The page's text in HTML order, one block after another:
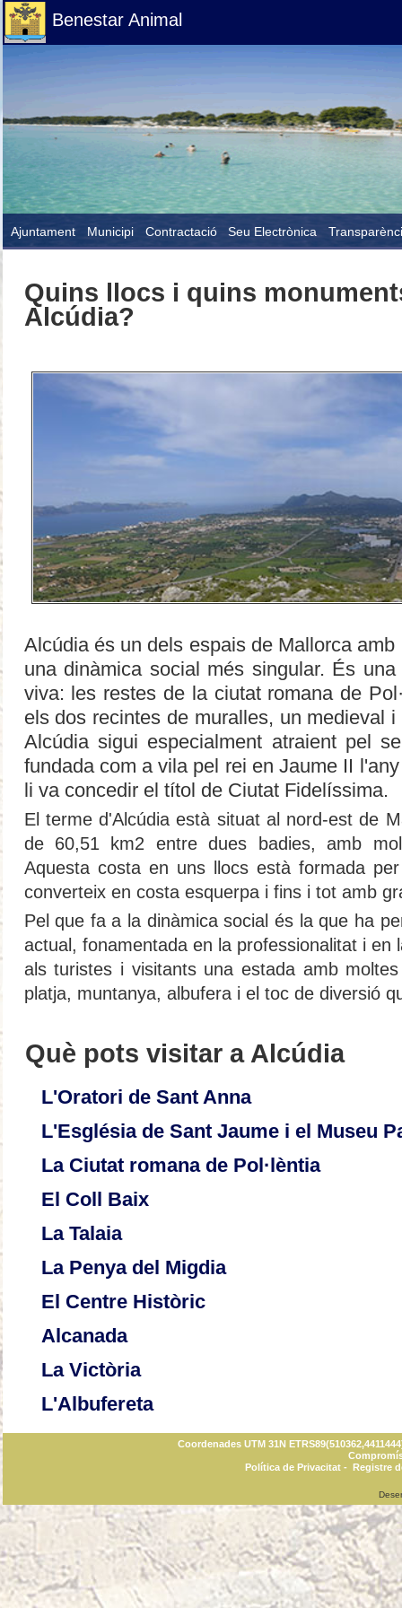
Benestar Animal
Ajuntament Municipi Contractació Seu Electrònica
Quins llocs i quins
Alcúdia?
Alcúdia és un dels espais de Mallorca
una dinàmica social més singular. És
viva: les restes de la ciutat romana de
els dos recintes de muralles, un medieval
Alcúdia sigui especialment atraient pel
fundada com a vila pel rei en Jaume II
li va concedir el títol de Ciutat Fidelíssima.
El terme d'Alcúdia està situat al nord-est de
de 60,51 km2 entre dues badies, amb
Aquesta costa en uns llocs està formada
converteix en costa esquerpa i fins i tot amb
Pel que fa a la dinàmica social és la que ha
actual, fonamentada en la professionalitat i en
als turistes i visitants una estada amb
platja, muntanya, albufera i el toc de diversió
Què pots visitar a Alcúdia
L'Oratori de Sant Anna
L'Església de Sant Jaume i el Museu
La Ciutat romana de Pol·lèntia
El Coll Baix
La Talaia
La Penya del Migdia
El Centre Històric
Alcanada
La Victòria
L'Albufereta
Coordenades UTM 31N
Política de Privacitat - Registre